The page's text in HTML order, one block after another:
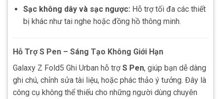
Sạc không dây và sạc ngược: Hỗ trợ tối đa các thiết
bị khác như tai nghe hoặc đồng hồ thông minh.
Hỗ Trợ S Pen – Sáng Tạo Không Giới Hạn
Galaxy Z Fold5 Ghi Urban hỗ trợS Pen, giúp bạn dễ dàng
ghi chú, chỉnh sửa tài liệu, hoặc phác thảo ý tưởng. Đây là
công cụ không thể thiếu cho những người dùng chuyên